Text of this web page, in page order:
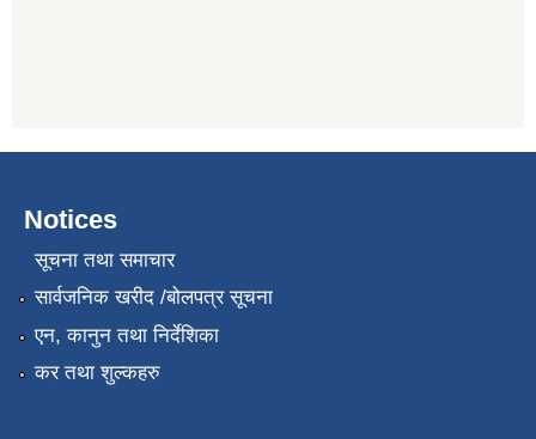
Notices
सूचना तथा समाचार
सार्वजनिक खरीद /बोलपत्र सूचना
एन, कानुन तथा निर्देशिका
कर तथा शुल्कहरु